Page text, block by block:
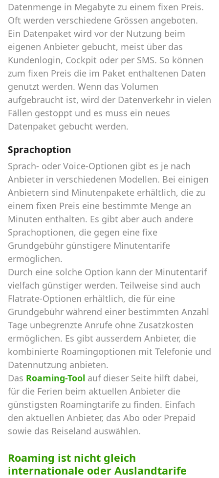
Datenmenge in Megabyte zu einem fixen Preis.
Oft werden verschiedene Grössen angeboten.
Ein Datenpaket wird vor der Nutzung beim
eigenen Anbieter gebucht, meist über das
Kundenlogin, Cockpit oder per SMS. So können
zum fixen Preis die im Paket enthaltenen Daten
genutzt werden. Wenn das Volumen
aufgebraucht ist, wird der Datenverkehr in vielen
Fällen gestoppt und es muss ein neues
Datenpaket gebucht werden.
Sprachoption
Sprach- oder Voice-Optionen gibt es je nach
Anbieter in verschiedenen Modellen. Bei einigen
Anbietern sind Minutenpakete erhältlich, die zu
einem fixen Preis eine bestimmte Menge an
Minuten enthalten. Es gibt aber auch andere
Sprachoptionen, die gegen eine fixe
Grundgebühr günstigere Minutentarife
ermöglichen.
Durch eine solche Option kann der Minutentarif
vielfach günstiger werden. Teilweise sind auch
Flatrate-Optionen erhältlich, die für eine
Grundgebühr während einer bestimmten Anzahl
Tage unbegrenzte Anrufe ohne Zusatzkosten
ermöglichen. Es gibt ausserdem Anbieter, die
kombinierte Roamingoptionen mit Telefonie und
Datennutzung anbieten.
Das Roaming-Tool auf dieser Seite hilft dabei,
für die Ferien beim aktuellen Anbieter die
günstigsten Roamingtarife zu finden. Einfach
den aktuellen Anbieter, das Abo oder Prepaid
sowie das Reiseland auswählen.
Roaming ist nicht gleich
internationale oder Auslandtarife